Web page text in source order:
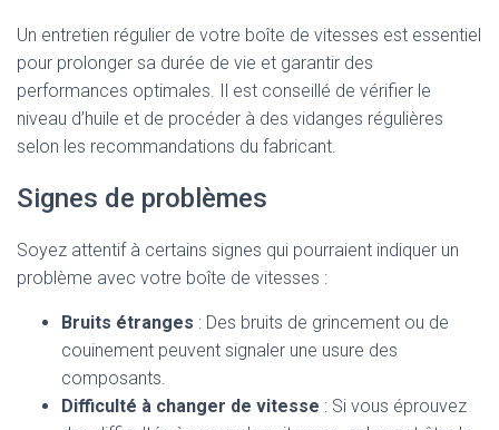
Un entretien régulier de votre boîte de vitesses est essentiel
pour prolonger sa durée de vie et garantir des
performances optimales. Il est conseillé de vérifier le
niveau d’huile et de procéder à des vidanges régulières
selon les recommandations du fabricant.
Signes de problèmes
Soyez attentif à certains signes qui pourraient indiquer un
problème avec votre boîte de vitesses :
Bruits étranges : Des bruits de grincement ou de
couinement peuvent signaler une usure des
composants.
Difficulté à changer de vitesse : Si vous éprouvez